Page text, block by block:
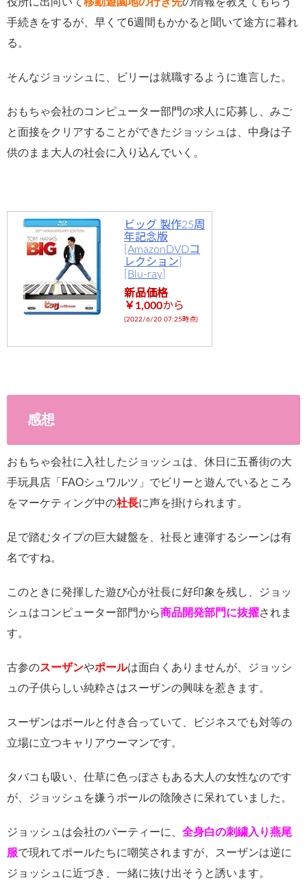
手続きをするが、早くて6週間もかかると聞いて途方に暮れ
る。
そんなジョッシュに、ビリーは就職するように進言した。
おもちゃ会社のコンピューター部門の求人に応募し、みご
と面接をクリアすることができたジョッシュは、中身は子
供のまま大人の社会に入り込んでいく。
ビッグ 製作25周
年記念版
[AmazonDVDコ
レクション]
[Blu-ray]
新品価格
￥1,000から
(2022/6/20 07:25時点)
感想
おもちゃ会社に入社したジョッシュは、休日に五番街の大
手玩具店「FAOシュワルツ」でビリーと遊んでいるところ
をマーケティング中の社長に声を掛けられます。
足で踏むタイプの巨大鍵盤を、社長と連弾するシーンは有
名ですね。
このときに発揮した遊び心が社長に好印象を残し、ジョッ
シュはコンピューター部門から商品開発部門に抜擢されま
す。
古参のスーザンやポールは面白くありませんが、ジョッシ
ュの子供らしい純粋さはスーザンの興味を惹きます。
スーザンはポールと付き合っていて、ビジネスでも対等の
立場に立つキャリアウーマンです。
タバコも吸い、仕草に色っぽさもある大人の女性なのです
が、ジョッシュを嫌うポールの陰険さに呆れていました。
ジョッシュは会社のパーティーに、 全身白の刺繍入り燕尾
服で現れてポールたちに嘲笑されますが、スーザンは逆に
ジョッシュに近づき、一緒に抜け出そうと誘います。